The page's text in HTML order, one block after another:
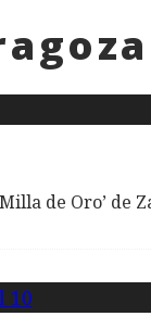
de Oro’ de